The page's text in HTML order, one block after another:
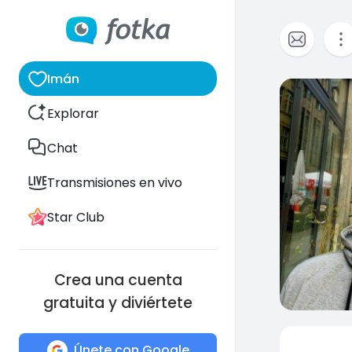
Imán
Explorar
Chat
Transmisiones en vivo
Star Club
Crea una cuenta
gratuita y diviértete
0